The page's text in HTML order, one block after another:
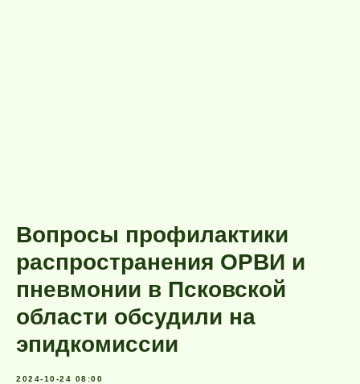
Вопросы профилактики
распространения ОРВИ и
пневмонии в Псковской
области обсудили на
эпидкомиссии
2024-10-24 08:00